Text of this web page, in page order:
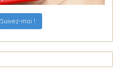
Suivez-moi !